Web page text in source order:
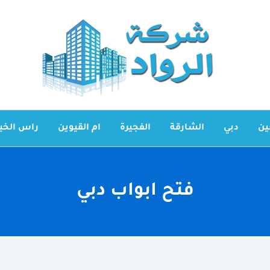
دبي الشارقة الفجيرة ام القيوين راس
فتح ابواب دبي